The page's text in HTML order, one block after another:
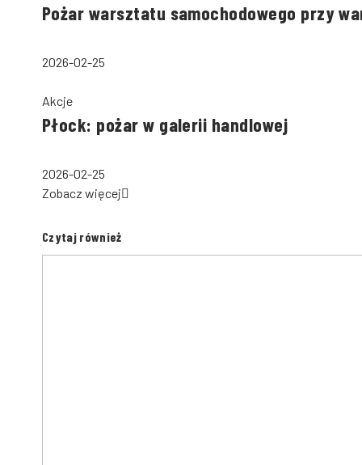
Pożar warsztatu samochodowego przy
2026-02-25
Akcje
Płock: pożar w galerii handlowej
2026-02-25
Zobacz więcej
Czytaj również